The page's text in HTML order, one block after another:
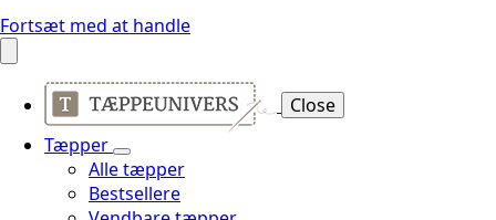
Fortsæt med at handle
Close
Tæpper
Alle tæpper
Bestsellere